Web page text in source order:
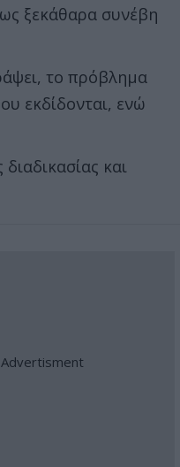
ξεκάθαρα συνέβη
το πρόβλημα
εκδίδονται, ενώ
και